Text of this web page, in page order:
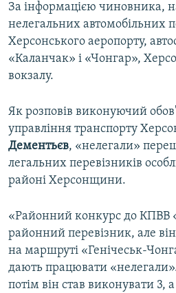
За інформацією чиновника,
нелегальних автомобільних
Херсонського аеропорту,
«Каланчак» і «Чонгар»,
вокзалу.
Як розповів виконуючий
управління транспорту
Дементьєв, «нелегали»
легальних перевізників
районі Херсонщини.
«Районний конкурс до КПВВ
районний перевізник, але
на маршруті «Генічеськ-
дають працювати
потім він став виконувати 3,